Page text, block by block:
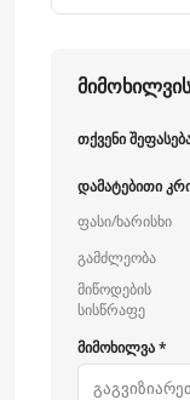
თქვენი
დამატებითი
ფასი/ხარისხი
გამძლეობა
მიწოდების
სისწრაფე
მიმოხილვა *